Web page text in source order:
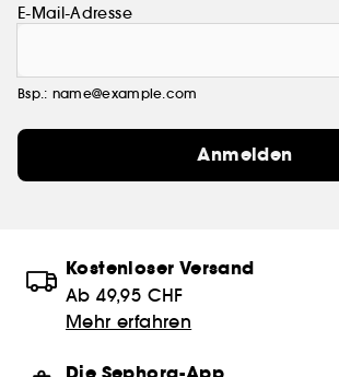
E-Mail-Adresse
Bsp.: name@example.com
Anmelden
Kostenloser Versand
Ab 49,95 CHF
Mehr erfahren